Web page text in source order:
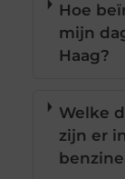
Hoe
mijn
Haag?
Welke
zijn er